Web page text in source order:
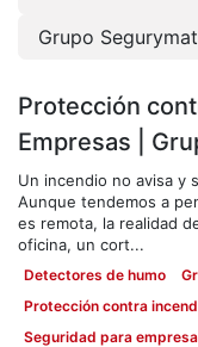
Grupo Segurymat
Protección
Empresas |
Un incendio no avisa y
Aunque tendemos a
es remota, la realidad
oficina, un cort...
Detectores de humo
Protección contra
Seguridad para